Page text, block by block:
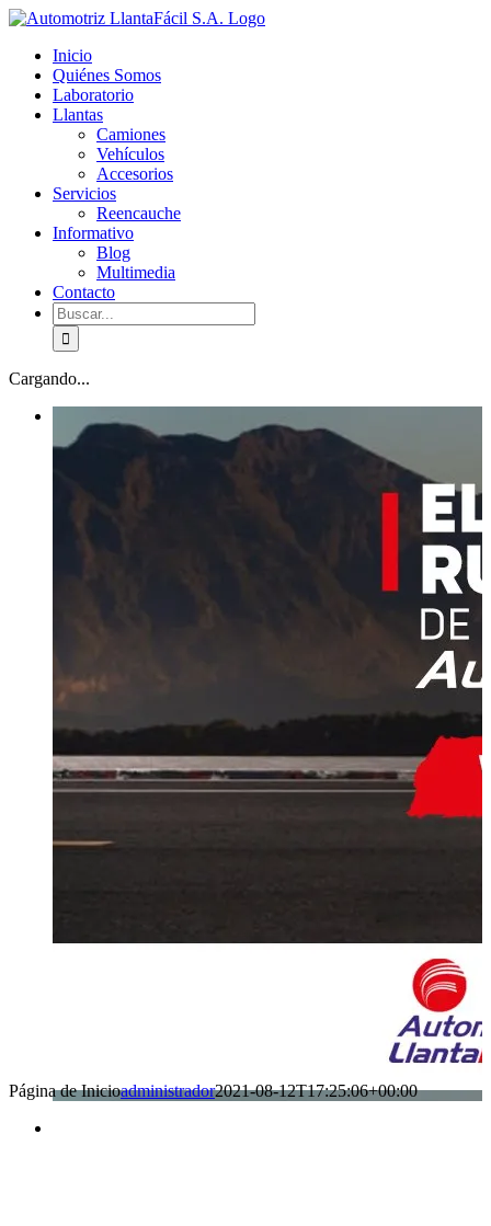
Skip
content
facebook
youtube
Inicio
Quiénes Somos
Laboratorio
Llantas
Camiones
Vehículos
Accesorios
Servicios
Reencauche
Informativo
Blog
Multimedia
Contacto
Buscar:
Cargando...
Página de Inicioadministrador2021-08-12T17:25:06+00:00